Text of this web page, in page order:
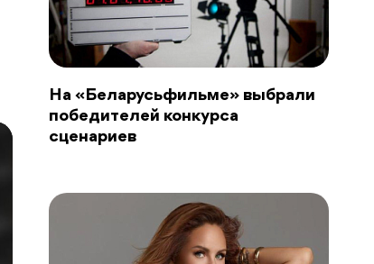
На «Беларусьфильме» выбрали
победителей конкурса
сценариев